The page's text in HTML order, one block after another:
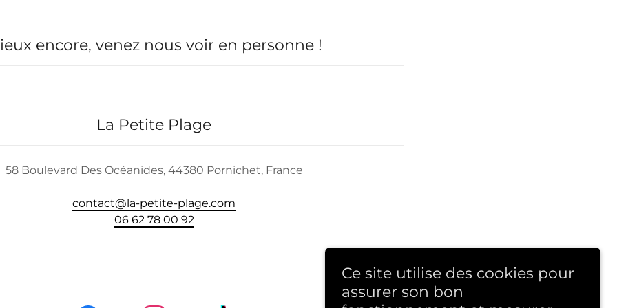
encore, venez nous voir en personne !
La Petite Plage
58 Boulevard Des Océanides, 44380 Pornichet, France
contact@la-petite-plage.com
06 62 78 00 92
Ce site utilise des cookies pour
assurer son bon